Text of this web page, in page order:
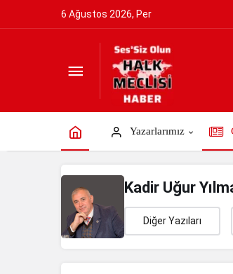
6 Ağustos 2026, Per
Yazarlarımız
Kadir Uğur
Diğer Yazıları
Birleşmek Lafla Değil,